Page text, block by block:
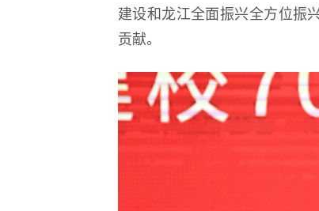
建设和龙江全面振兴全方位振
贡献。